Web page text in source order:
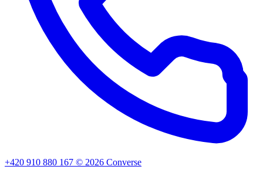
+420 910 880 167 © 2026 Converse